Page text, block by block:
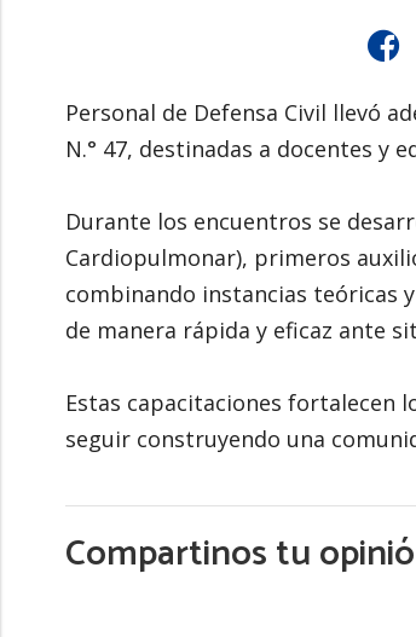
Personal de Defensa Civil llevó
N.° 47, destinadas a docentes y
Durante los encuentros se
Cardiopulmonar), primeros
combinando instancias teóricas
de manera rápida y eficaz ante
Estas capacitaciones fortalecen
seguir construyendo una
Compartinos tu